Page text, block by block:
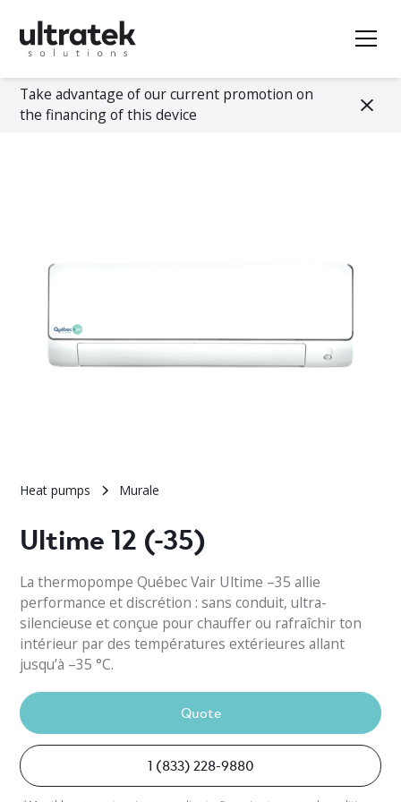
Take advantage of our current promotion on
the financing of this device
Heat pumps Murale
Ultime 12 (-35)
La thermopompe Québec Vair Ultime –35 allie
performance et discrétion : sans conduit, ultra-
silencieuse et conçue pour chauffer ou rafraîchir ton
intérieur par des températures extérieures allant
jusqu’à –35 °C.
Quote
1 (833) 228-9880